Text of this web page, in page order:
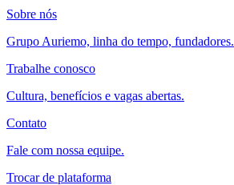
Sobre nós
Grupo Auriemo, linha do tempo, fundadores.
Trabalhe conosco
Cultura, benefícios e vagas abertas.
Contato
Fale com nossa equipe.
Trocar de plataforma